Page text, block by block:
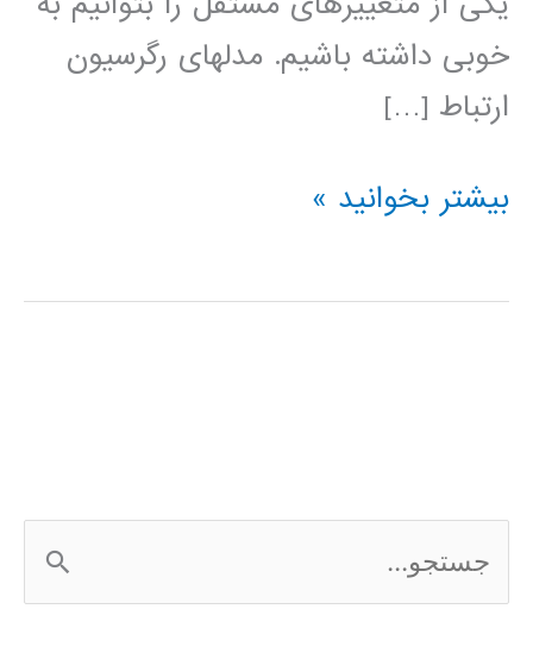
خوبی داشته باشیم. مدلهای رگرسیون
ارتباط […]
فیلم
فارسی
بیشتر بخوانید »
س